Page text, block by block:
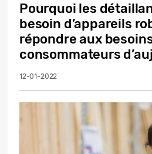
Pourquoi les
besoin d’appareils
répondre aux
consommateurs
12-01-2022